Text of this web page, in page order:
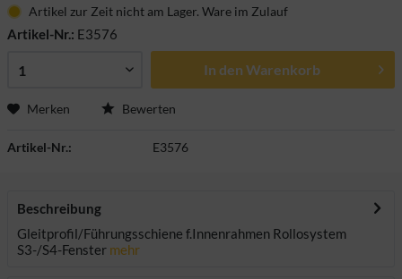
Artikel zur Zeit nicht am Lager. Ware im Zulauf
Artikel-Nr.: E3576
In den Warenkorb
Merken Bewerten
Artikel-Nr.: E3576
Beschreibung
Gleitprofil/Führungsschiene f.Innenrahmen Rollosystem
S3-/S4-Fenster mehr